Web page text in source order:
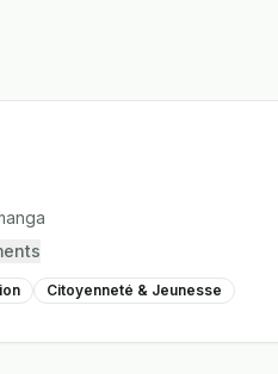
s
Citoyenneté & Jeunesse